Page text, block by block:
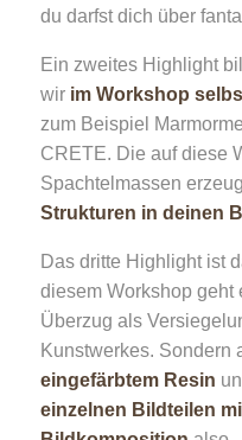
du darfst dich über
Ein zweites Highlight
wir im Workshop
zum Beispiel
CRETE. Die auf diese
Spachtelmassen
Strukturen in deinen
Das dritte Highlight ist
diesem Workshop geht
Überzug als
Kunstwerkes. Sondern
eingefärbtem Resin
einzelnen Bildteilen